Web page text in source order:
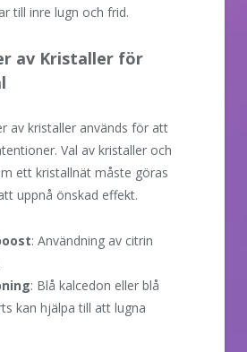
till inre lugn och frid.
av Kristaller för
av kristaller används för att
Val av kristaller och
ett kristallnät måste göras
uppnå önskad effekt.
: Användning av citrin
: Blå kalcedon eller blå
kan hjälpa till att lugna